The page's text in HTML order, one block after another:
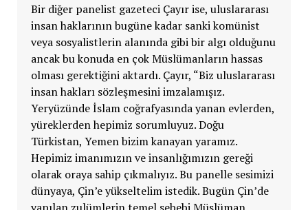
Bir diğer panelist gazeteci Çayır ise, uluslararası
insan haklarının bugüne kadar sanki komünist
veya sosyalistlerin alanında gibi bir algı olduğunu
ancak bu konuda en çok Müslümanların hassas
olması gerektiğini aktardı. Çayır, “Biz uluslararası
insan hakları sözleşmesini imzalamışız.
Yeryüzünde İslam coğrafyasında yanan evlerden,
yüreklerden hepimiz sorumluyuz. Doğu
Türkistan, Yemen bizim kanayan yaramız.
Hepimiz imanımızın ve insanlığımızın gereği
olarak oraya sahip çıkmalıyız. Bu panelle sesimizi
dünyaya, Çin’e yükseltelim istedik. Bugün Çin’de